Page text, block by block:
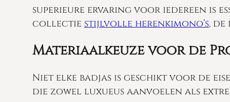
superieure ervaring voor iedereen is
collectie stijlvolle herenkimono’s,
Materiaalkeuze voor de
Niet elke badjas is geschikt voor de
die zowel luxueus aanvoelen als